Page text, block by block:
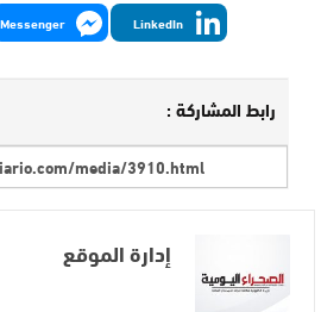
LinkedIn
Messenger
رابط المشاركة :
إدارة الموقع